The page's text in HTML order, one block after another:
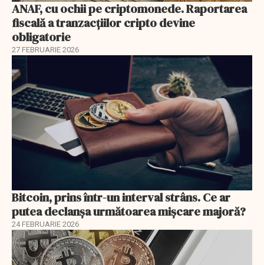
ANAF, cu ochii pe criptomonede. Raportarea
fiscală a tranzacțiilor cripto devine
obligatorie
27 FEBRUARIE 2026
Bitcoin, prins într-un interval strâns. Ce ar
putea declanșa următoarea mișcare majoră?
24 FEBRUARIE 2026